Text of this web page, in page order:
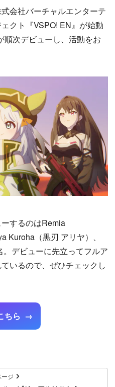
会社バーチャルエンターテ
クト『VSPO! EN』が始動
次デビューし、活動をお
するのはRemia
Kuroha（黒刃 アリヤ）、
デビューに先立ってフルア
いるので、ぜひチェックし
ちら
ジ